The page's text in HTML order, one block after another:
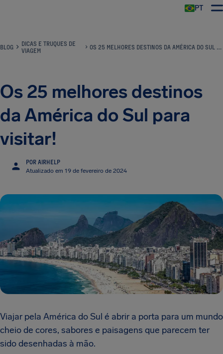
PT
BLOG
DICAS E TRUQUES DE
VIAGEM
OS 25 MELHORES DESTINOS DA AMÉRICA DO SUL PARA VISITAR!
Os 25 melhores destinos
da América do Sul para
visitar!
POR AIRHELP
Atualizado em 19 de fevereiro de 2024
Viajar pela América do Sul é abrir a porta para um mundo
cheio de cores, sabores e paisagens que parecem ter
sido desenhadas à mão.